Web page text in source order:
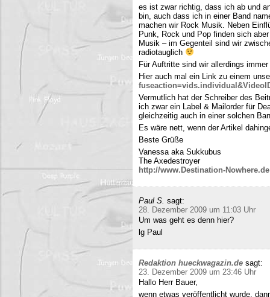
es ist zwar richtig, dass ich ab und
bin, auch dass ich in einer Band
machen wir Rock Musik. Neben
Punk, Rock und Pop finden sich
Musik – im Gegenteil sind wir
radiotauglich
Für Auftritte sind wir allerdings
Hier auch mal ein Link zu einem
Vermutlich hat der Schreiber des
ich zwar ein Label & Mailorder für
gleichzeitig auch in einer solchen
Es wäre nett, wenn der Artikel
Beste Grüße
Vanessa aka Sukkubus
The Axedestroyer
http://www.Destination-Nowhere.de
Paul S. sagt:
28. Dezember 2009 um 11:03 Uhr
Um was geht es denn hier?
lg Paul
Redaktion hueckwagazin.de sagt:
23. Dezember 2009 um 23:46 Uhr
Hallo Herr Bauer,
wenn etwas veröffentlicht wurde,